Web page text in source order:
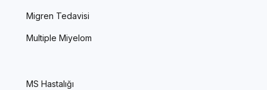
Migren Tedavisi
Multiple Miyelom
MS Hastalığı